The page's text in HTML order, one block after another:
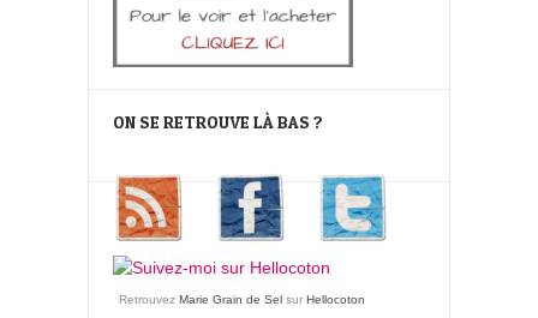
ON SE RETROUVE LÀ BAS ?
Retrouvez Marie Grain de Sel sur Hellocoton